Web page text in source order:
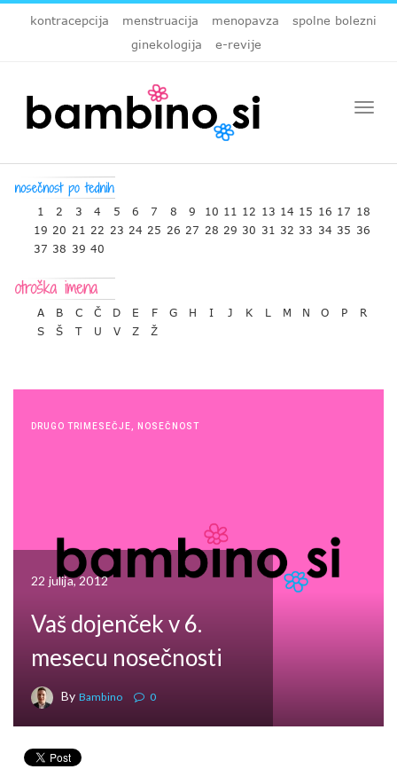
kontracepcija menstruacija menopavza
spolne bolezni
ginekologija
e-revije
1 2 3 4 5 6 7 8 9 10 11 12 13 14 15 16 17 18
19 20 21 22 23 24 25 26 27 28 29 30 31 32 33 34 35 36
37 38 39 40
A B C Č D E F G H I J K L M N O P
R
S
Š T U V Z Ž
DRUGO TRIMESEČJE NOSEČNOST
22 julija, 2012
Vaš dojenček v 6.
mesecu nosečnosti
By Bambino 0